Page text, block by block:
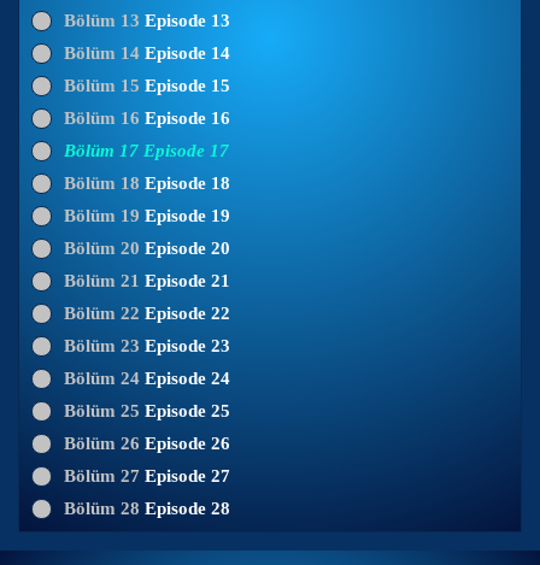
Bölüm 13 Episode 13
Bölüm 14 Episode 14
Bölüm 15 Episode 15
Bölüm 16 Episode 16
Bölüm 17 Episode 17
Bölüm 18 Episode 18
Bölüm 19 Episode 19
Bölüm 20 Episode 20
Bölüm 21 Episode 21
Bölüm 22 Episode 22
Bölüm 23 Episode 23
Bölüm 24 Episode 24
Bölüm 25 Episode 25
Bölüm 26 Episode 26
Bölüm 27 Episode 27
Bölüm 28 Episode 28